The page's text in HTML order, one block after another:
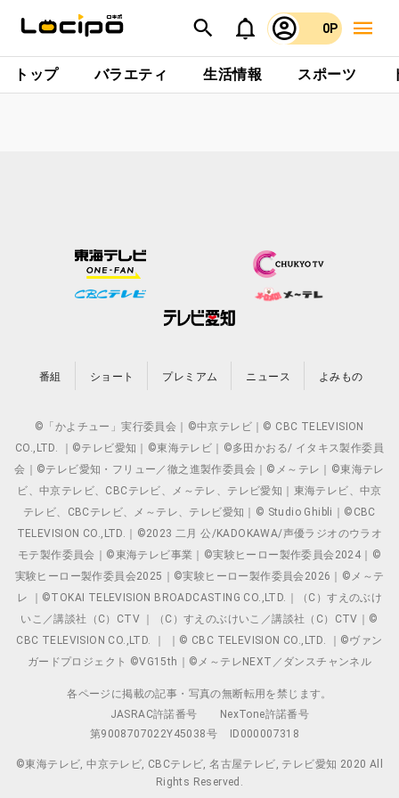
0P
トップ バラエティ 生活情報 スポーツ
番組 ショート プレミアム ニュース よみもの
©「かよチュー」実行委員会｜©中京テレビ｜© CBC TELEVISION
CO.,LTD. ｜©テレビ愛知｜©東海テレビ｜©多田かおる/ イタキス製作委員
会｜©テレビ愛知・フリュー／徹之進製作委員会｜©メ～テレ｜©東海テレ
ビ、中京テレビ、CBCテレビ、メ～テレ、テレビ愛知｜東海テレビ、中京
テレビ、CBCテレビ、メ～テレ、テレビ愛知｜© Studio Ghibli｜©CBC
TELEVISION CO.,LTD.｜©2023 二月 公/KADOKAWA/声優ラジオのウラオ
モテ製作委員会｜©東海テレビ事業｜©実験ヒーロー製作委員会2024｜©
実験ヒーロー製作委員会2025｜©実験ヒーロー製作委員会2026｜©メ～テ
レ ｜©TOKAI TELEVISION BROADCASTING CO.,LTD.｜（C）すえのぶけ
いこ／講談社（C）CTV ｜（C）すえのぶけいこ／講談社（C）CTV｜©
CBC TELEVISION CO.,LTD. ｜ ｜© CBC TELEVISION CO.,LTD. ｜©ヴァン
ガードプロジェクト ©VG15th｜©メ～テレNEXT／ダンスチャンネル
各ページに掲載の記事・写真の無断転用を禁じます。
JASRAC許諾番号
NexTone許諾番号
第9008707022Y45038号
ID000007318
©東海テレビ, 中京テレビ, CBCテレビ, 名古屋テレビ, テレビ愛知 2020 All
Rights Reserved.